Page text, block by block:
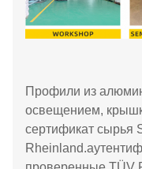
Профили из
освещением,
сертификат сырья